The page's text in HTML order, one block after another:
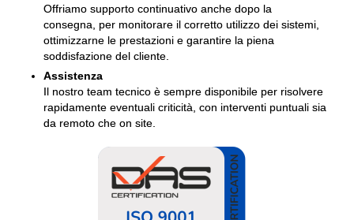
Offriamo supporto continuativo anche dopo la
consegna, per monitorare il corretto utilizzo dei sistemi,
ottimizzarne le prestazioni e garantire la piena
soddisfazione del cliente.
Assistenza
Il nostro team tecnico è sempre disponibile per risolvere
rapidamente eventuali criticità, con interventi puntuali sia
da remoto che on site.